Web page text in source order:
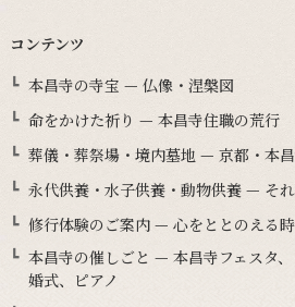
コンテンツ
本昌寺の寺宝 — 仏像・涅槃図
命をかけた祈り — 本昌寺住職の荒行
葬儀・葬祭場・境内墓地 — 京都・本
永代供養・水子供養・動物供養 — そ
修行体験のご案内 — 心をととのえる
本昌寺の催しごと — 本昌寺フェスタ
婚式、ピアノ